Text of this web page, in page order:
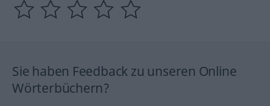
Sie haben Feedback zu unseren Online
Wörterbüchern?